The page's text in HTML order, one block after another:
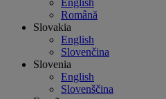
English
Română
Slovakia
English
Slovenčina
Slovenia
English
Slovenščina